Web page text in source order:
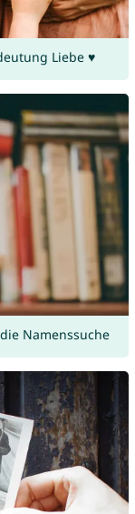
Liebe ♥
Namenssuche